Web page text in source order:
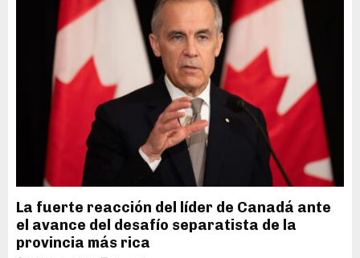
La fuerte reacción del líder de Canadá ante
el avance del desafío separatista de la
provincia más rica